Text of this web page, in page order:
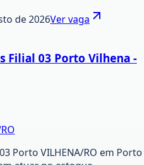
de 2026Ver vaga
Filial 03 Porto Vilhena -
Porto VILHENA/RO em Porto